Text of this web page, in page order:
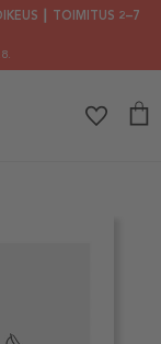
┃ TOIMITUS 2–7